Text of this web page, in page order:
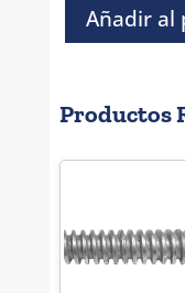
Acme
1
2
-
Añadir al
Productos